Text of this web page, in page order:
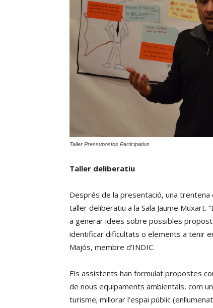
Taller Pressupostos Participatius
Taller deliberatiu
Després de la presentació, una
taller deliberatiu a la Sala Jaume
a generar idees sobre possibles
identificar dificultats o elements a tenir
Majós, membre d’INDIC.
Els assistents han formulat propostes
de nous equipaments ambientals, com
turisme; millorar l’espai públic